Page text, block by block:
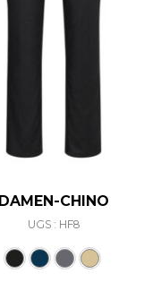
DAMEN-CHINO
UGS : HF8